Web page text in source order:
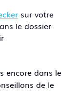
sur votre
le dossier
encore dans le
de le